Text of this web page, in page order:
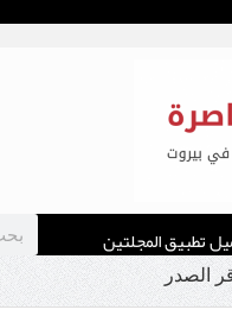
تطبيق المجلتين
الصدر